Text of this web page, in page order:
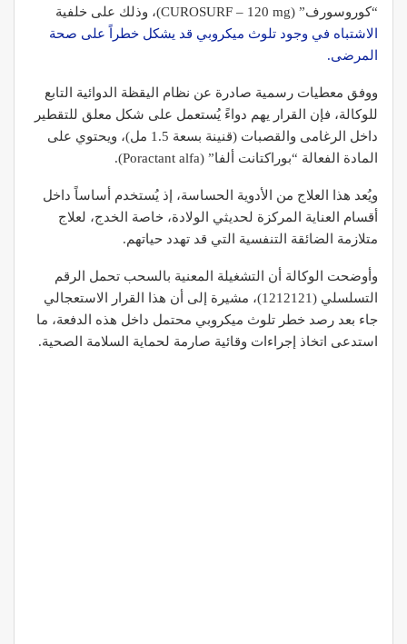
“كوروسورف” (CUROSURF – 120 mg)، وذلك على خلفية
الاشتباه في وجود تلوث ميكروبي قد يشكل خطراً على صحة
المرضى.
ووفق معطيات رسمية صادرة عن نظام اليقظة الدوائية التابع
للوكالة، فإن القرار يهم دواءً يُستعمل على شكل معلق للتقطير
داخل الرغامى والقصبات (قنينة بسعة 1.5 مل)، ويحتوي على
المادة الفعالة “بوراكتانت ألفا” (Poractant alfa).
ويُعد هذا العلاج من الأدوية الحساسة، إذ يُستخدم أساساً داخل
أقسام العناية المركزة لحديثي الولادة، خاصة الخدج، لعلاج
متلازمة الضائقة التنفسية التي قد تهدد حياتهم.
وأوضحت الوكالة أن التشغيلة المعنية بالسحب تحمل الرقم
التسلسلي (1212121)، مشيرة إلى أن هذا القرار الاستعجالي
جاء بعد رصد خطر تلوث ميكروبي محتمل داخل هذه الدفعة، ما
استدعى اتخاذ إجراءات وقائية صارمة لحماية السلامة الصحية.